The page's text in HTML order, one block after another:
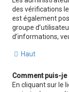
des vérifications
est également
groupe
d’informations,
Haut
Comment puis-
En cliquant sur le